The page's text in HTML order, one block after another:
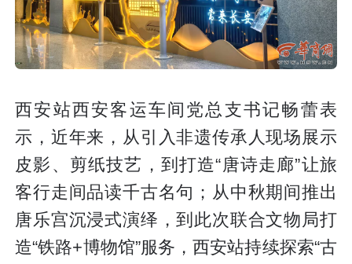
西安站西安客运车间党总支书记畅蕾表
示，近年来，从引入非遗传承人现场展示
皮影、剪纸技艺，到打造“唐诗走廊”让旅
客行走间品读千古名句；从中秋期间推出
唐乐宫沉浸式演绎，到此次联合文物局打
造“铁路+博物馆”服务，西安站持续探索“古